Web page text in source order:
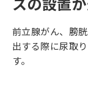
前立腺がん、膀
出する際に尿取
す。